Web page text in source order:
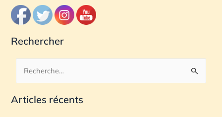
Rechercher
c
Articles récents